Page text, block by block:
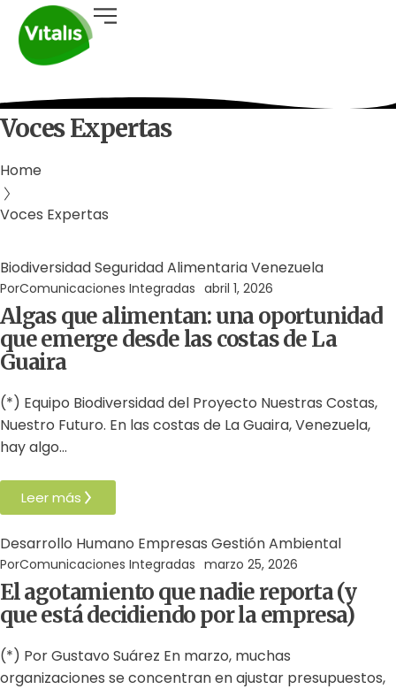
Voces Expertas
Home
Voces Expertas
BiodiversidadSeguridad AlimentariaVenezuela
PorComunicaciones Integradas abril 1, 2026
Algas que alimentan: una oportunidad
que emerge desde las costas de La
Guaira
(*) Equipo Biodiversidad del Proyecto Nuestras Costas,
Nuestro Futuro. En las costas de La Guaira, Venezuela,
hay algo…
Leer más
Desarrollo Humano Empresas Gestión Ambiental
PorComunicaciones Integradas marzo 25, 2026
El agotamiento que nadie reporta (y
que está decidiendo por la empresa)
(*) Por Gustavo Suárez En marzo, muchas
organizaciones se concentran en ajustar presupuestos,